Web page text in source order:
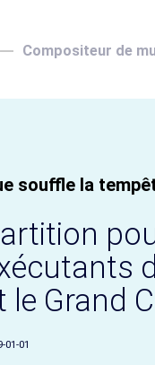
Compositeur de
souffle la
le Grand
01-01